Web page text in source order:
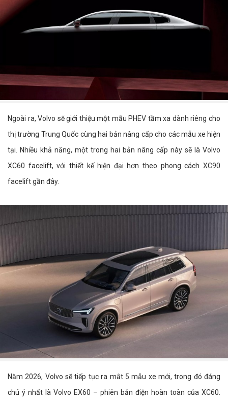
Ngoài ra, Volvo sẽ giới thiệu một mẫu PHEV tầm xa dành riêng cho
thị trường Trung Quốc cùng hai bản nâng cấp cho các mẫu xe hiện
tại. Nhiều khả năng, một trong hai bản nâng cấp này sẽ là Volvo
XC60 facelift, với thiết kế hiện đại hơn theo phong cách XC90
facelift gần đây.
Năm 2026, Volvo sẽ tiếp tục ra mắt 5 mẫu xe mới, trong đó đáng
chú ý nhất là Volvo EX60 – phiên bản điện hoàn toàn của XC60.